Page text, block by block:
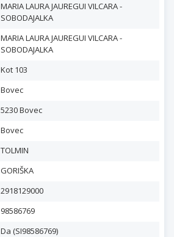
MARIA LAURA JAUREGUI VILCARA -
SOBODAJALKA
MARIA LAURA JAUREGUI VILCARA -
SOBODAJALKA
Kot 103
Bovec
5230 Bovec
Bovec
TOLMIN
GORIŠKA
2918129000
98586769
Da (SI98586769)